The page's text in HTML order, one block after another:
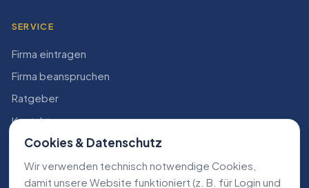
SERVICE
Firma eintragen
Firma beanspruchen
Ratgeber
Kontakt
Konto
RECHTLICHES
Cookies & Datenschutz
Wir verwenden technisch notwendige Cookies,
damit unsere Website funktioniert (z. B. für Login und